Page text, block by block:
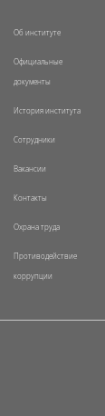
Об институте
Официальные
документы
История института
Сотрудники
Вакансии
Контакты
Охрана труда
Противодействие
коррупции